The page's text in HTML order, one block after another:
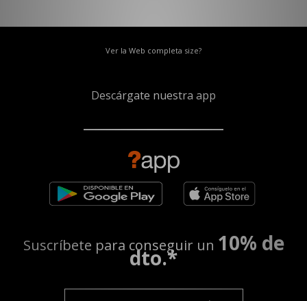
Ver la Web completa size?
Descárgate nuestra app
Suscríbete para conseguir un 10% de
dto.*